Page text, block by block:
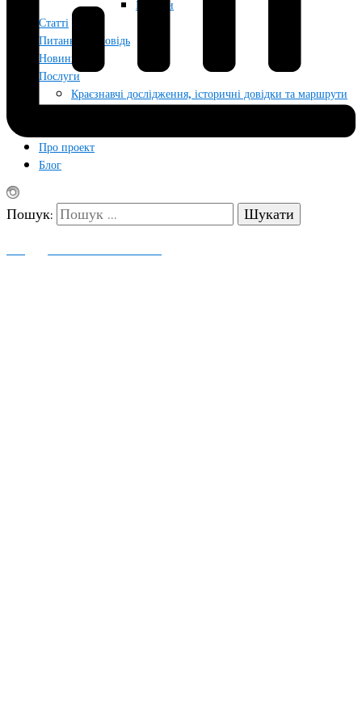
Кринки
Статті
Питання/відповідь
Новини
Послуги
Краєзнавчі дослідження, історичні довідки та маршрути
Про проект
Блог
Пошук: